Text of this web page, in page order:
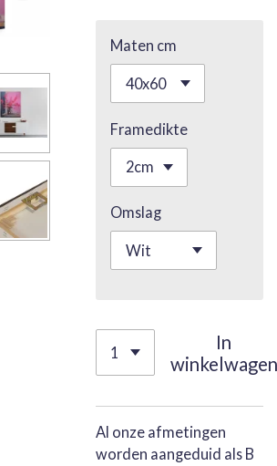
Maten cm
Framedikte
Omslag
In
winkelwagen
Al onze afmetingen
worden aangeduid als B